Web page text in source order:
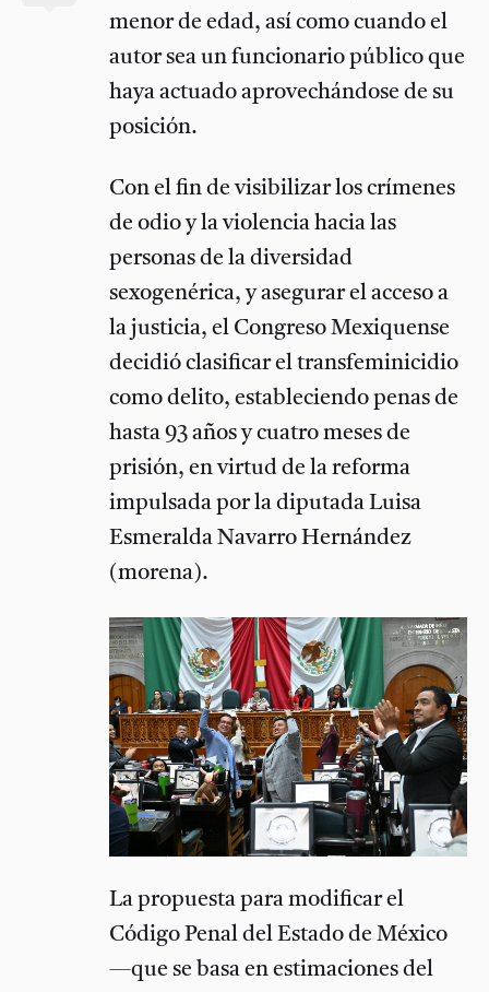
menor de edad, así como cuando el
autor sea un funcionario público que
haya actuado aprovechándose de su
posición.
Con el fin de visibilizar los crímenes
de odio y la violencia hacia las
personas de la diversidad
sexogenérica, y asegurar el acceso a
la justicia, el Congreso Mexiquense
decidió clasificar el transfeminicidio
como delito, estableciendo penas de
hasta 93 años y cuatro meses de
prisión, en virtud de la reforma
impulsada por la diputada Luisa
Esmeralda Navarro Hernández
(morena).
La propuesta para modificar el
Código Penal del Estado de México
—que se basa en estimaciones del